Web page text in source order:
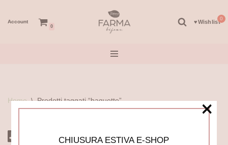
Account
0
♥︎Wishlist
Home \ Prodotti taggati “baguette”
CHIUSURA ESTIVA E-SHOP
×